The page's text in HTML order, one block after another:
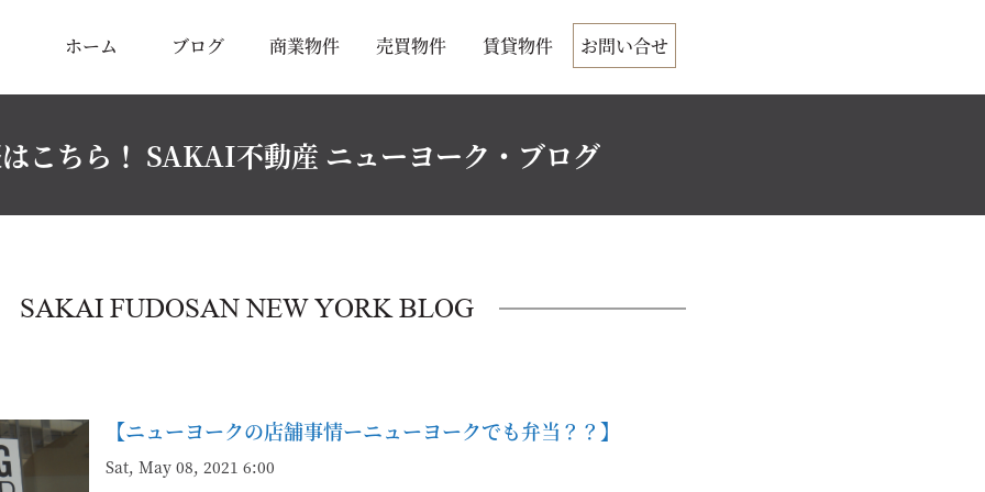
ホーム ブログ 商業物件 売買物件 賃貸物件 お問い合せ
こちら！ SAKAI不動産 ニューヨーク・ブログ
SAKAI FUDOSAN NEW YORK BLOG
【ニューヨークの店舗事情ーニューヨークでも弁当？？】
Sat, May 08, 2021 6:00